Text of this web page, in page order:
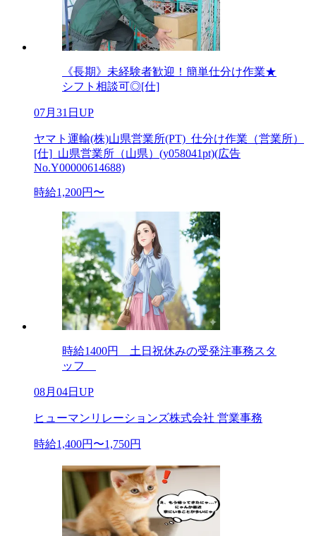
《長期》未経験者歓迎！簡単仕分け作業★
シフト相談可◎[仕]
07月31日UP
ヤマト運輸(株)山県営業所(PT)_仕分け作業（営業所）
[仕]_山県営業所（山県）(y058041pt)(広告
No.Y00000614688)
時給1,200円〜
時給1400円 土日祝休みの受発注事務スタ
ッフ
08月04日UP
ヒューマンリレーションズ株式会社 営業事務
時給1,400円〜1,750円